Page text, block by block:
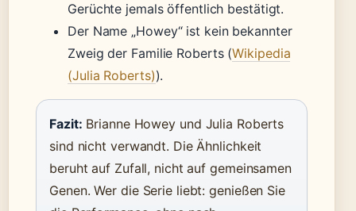
Gerüchte jemals öffentlich bestätigt.
Der Name „Howey“ ist kein bekannter
Zweig der Familie Roberts (Wikipedia
(Julia Roberts)).
Fazit: Brianne Howey und Julia Roberts
sind nicht verwandt. Die Ähnlichkeit
beruht auf Zufall, nicht auf gemeinsamen
Genen. Wer die Serie liebt: genießen Sie